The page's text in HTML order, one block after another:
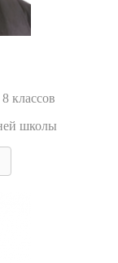
классов
школы